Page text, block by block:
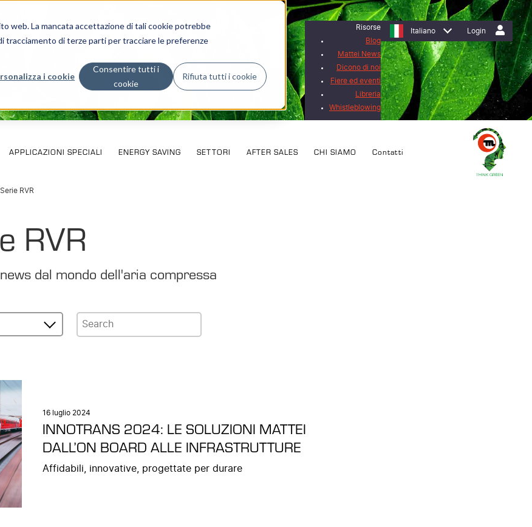
web. La mancata accettazione di tali cookie potrebbe
tracciamento di terze parti per tracciare le preferenze
i cookie
Consentire tutti i
cookie
Rifiuta tutti i cookie
Login
Italiano
Risorse
Blog
Mattei News
Dicono di noi
Fiere ed eventi
Libreria
Whistleblowing
APPLICAZIONI SPECIALI ENERGY SAVING SETTORI AFTER SALES CHI SIAMO Contatti
Serie RVR
RVR
dal mondo dell'aria compressa
16 luglio 2024
INNOTRANS 2024: LE SOLUZIONI MATTEI
DALL’ON BOARD ALLE INFRASTRUTTURE
Affidabili, innovative, progettate per durare